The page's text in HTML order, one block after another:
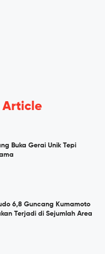
Article
Buka Gerai Unik Tepi
6,8 Guncang Kumamoto
Terjadi di Sejumlah Area